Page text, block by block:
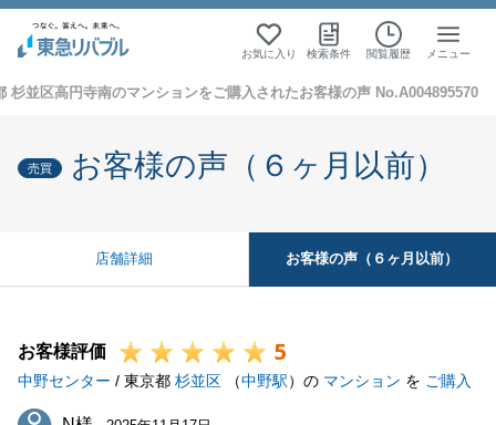
お気に入り 検索条件 閲覧履歴 メニュー
杉並区高円寺南のマンションをご購入されたお客様の声 No.A004895570
売買 お客様の声（６ヶ月以前）
店舗詳細 お客様の声（６ヶ月以前）
お客様評価 5
中野センター / 東京都 杉並区 （中野駅）の マンション を ご購入
N様